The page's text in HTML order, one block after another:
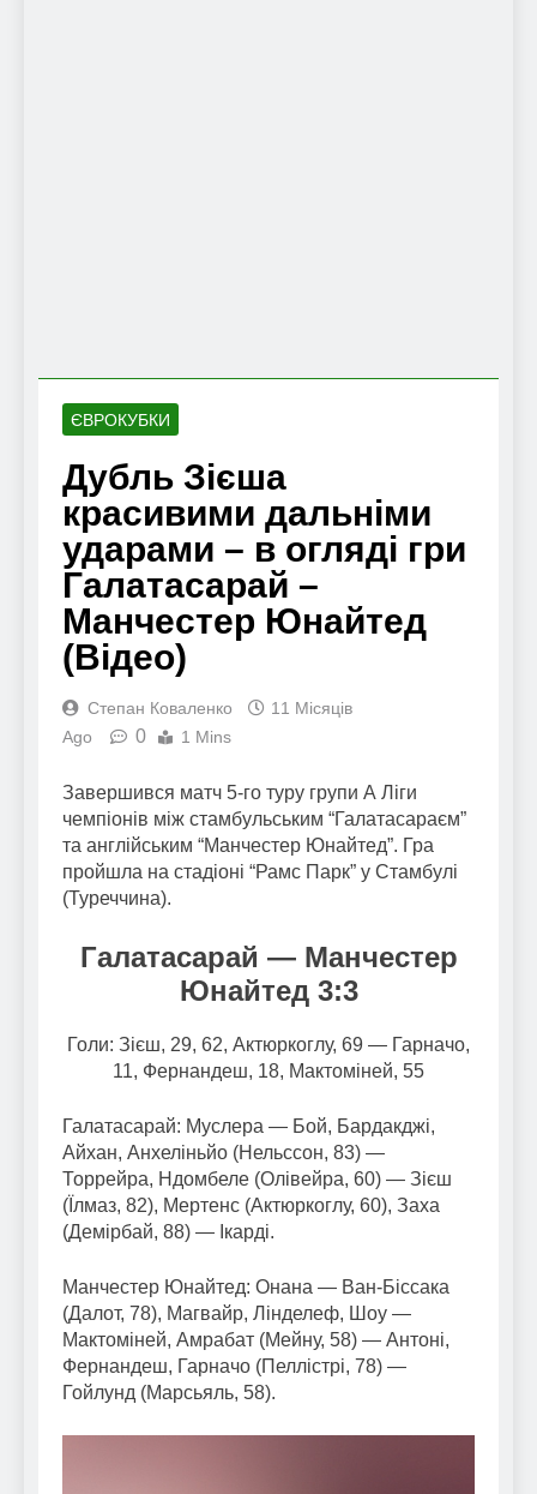
ЄВРОКУБКИ
Дубль Зієша
красивими дальніми
ударами – в огляді гри
Галатасарай –
Манчестер Юнайтед
(Відео)
Степан Коваленко
11 Місяців
Ago
0 1 Mins
Завершився матч 5-го туру групи А Ліги
чемпіонів між стамбульським “Галатасараєм”
та англійським “Манчестер Юнайтед”. Гра
пройшла на стадіоні “Рамс Парк” у Стамбулі
(Туреччина).
Галатасарай — Манчестер
Юнайтед 3:3
Голи: Зієш, 29, 62, Актюркоглу, 69 — Гарначо,
11, Фернандеш, 18, Мактоміней, 55
Галатасарай: Муслера — Бой, Бардакджі,
Айхан, Анхеліньйо (Нельссон, 83) —
Торрейра, Ндомбеле (Олівейра, 60) — Зієш
(Їлмаз, 82), Мертенс (Актюркоглу, 60), Заха
(Демірбай, 88) — Ікарді.
Манчестер Юнайтед: Онана — Ван-Біссака
(Далот, 78), Магвайр, Лінделеф, Шоу —
Мактоміней, Амрабат (Мейну, 58) — Антоні,
Фернандеш, Гарначо (Пеллістрі, 78) —
Гойлунд (Марсьяль, 58).